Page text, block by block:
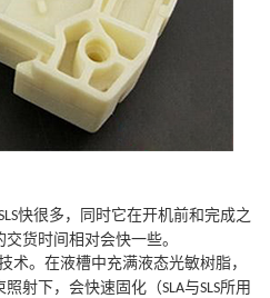
快很多，同时它在开机前和完成之
货时间相对会快一些。
术。在液槽中充满液态光敏树脂，
射下，会快速固化（SLA与SLS所用